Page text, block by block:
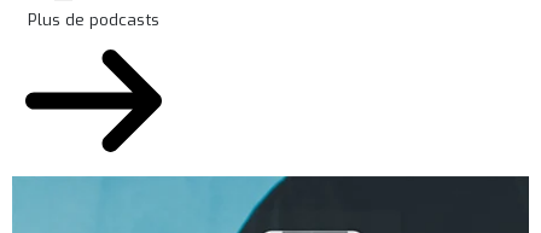
Plus de podcasts